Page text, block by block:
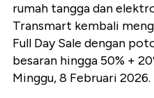
rumah tangga dan
Transmart kembali
Full Day Sale dengan
besaran hingga 50% +
Minggu, 8 Februari 2026.